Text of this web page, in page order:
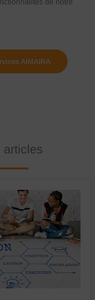
AIMAIRA
articles